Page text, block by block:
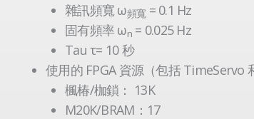
雜訊頻寬 ω頻寬 = 0.1 Hz
固有頻率 ωn= 0.025 Hz
Tau τ= 10 秒
使用的 FPGA 資源（包括 TimeServo
楓椿/枷鎖： 13K
M20K/BRAM：17